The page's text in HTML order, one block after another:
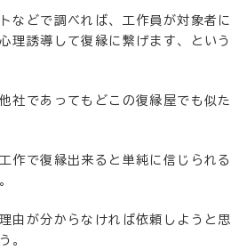
などで調べれば、工作員が対象者に
理誘導して復縁に繋げます、という
社であってもどこの復縁屋でも似た
作で復縁出来ると単純に信じられる
由が分からなければ依頼しようと思
。